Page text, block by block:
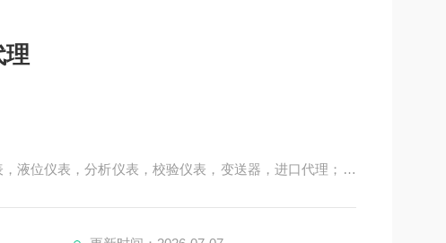
理
液位仪表，分析仪表，校验仪表，变送器，进口代理；测